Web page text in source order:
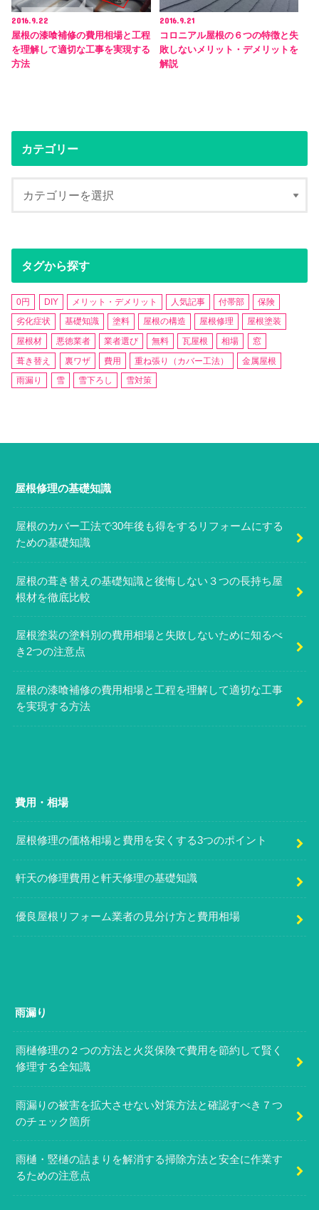
2016.9.22
屋根の漆喰補修の費用相場と工程
を理解して適切な工事を実現する
方法
2016.9.21
コロニアル屋根の６つの特徴と失
敗しないメリット・デメリットを
解説
カテゴリー
タグから探す
0円 DIY メリット・デメリット 人気記事 付帯部
保険
劣化症状
基礎知識 塗料 屋根の構造 屋根修理
屋根塗装
屋根材
悪徳業者 業者選び 無料 瓦屋根 相場
窓
葺き替え
裏ワザ 費用 重ね張り（カバー工法）
金属屋根
雨漏り
雪 雪下ろし 雪対策
屋根修理の基礎知識
屋根のカバー工法で30年後も得をするリフォームにする
ための基礎知識
屋根の葺き替えの基礎知識と後悔しない３つの長持ち屋
根材を徹底比較
屋根塗装の塗料別の費用相場と失敗しないために知るべ
き2つの注意点
屋根の漆喰補修の費用相場と工程を理解して適切な工事
を実現する方法
費用・相場
屋根修理の価格相場と費用を安くする3つのポイント
軒天の修理費用と軒天修理の基礎知識
優良屋根リフォーム業者の見分け方と費用相場
雨漏り
雨樋修理の２つの方法と火災保険で費用を節約して賢く
修理する全知識
雨漏りの被害を拡大させない対策方法と確認すべき７つ
のチェック箇所
雨樋・竪樋の詰まりを解消する掃除方法と安全に作業す
るための注意点